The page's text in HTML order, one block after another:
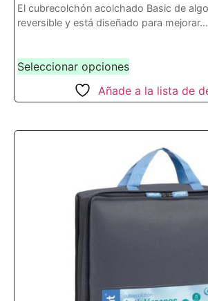
El cubrecolchón acolchado Basic de
reversible y está diseñado para mejorar...
Seleccionar opciones
Añade a la lista de